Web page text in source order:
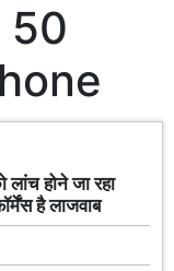
50
होने जा रहा
है लाजवाब